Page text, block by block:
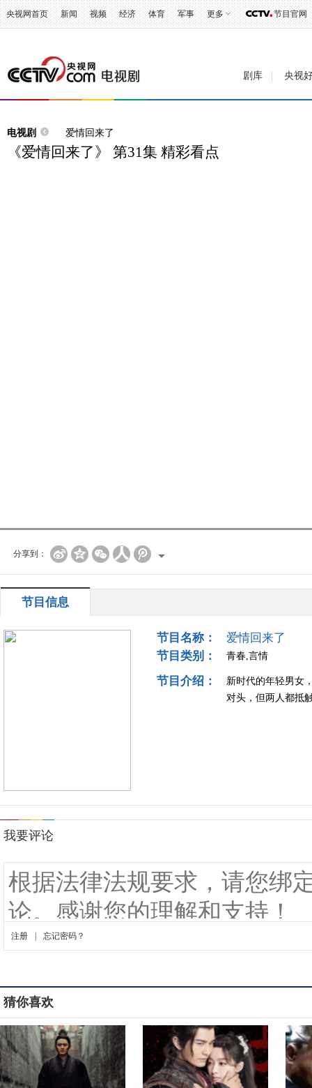
央视网首页 新闻 视频 经济 体育 军事 更多 节目官网
剧库 央视
电视剧 爱情回来了
《爱情回来了》 第31集 精彩看点
分享到：
节目信息
节目名称：
爱情回来了
节目类别：
青春,言情
节目介绍：
新时代的年轻男女
对头，但两人都抵
猜你喜欢